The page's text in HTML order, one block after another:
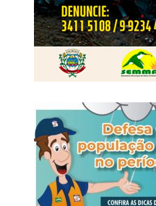
respectivas prisões
Em maio de 2025, os
pela Polícia Rodoviária
identificação falsos.
(MT) para o Rio de Janeiro
Na ocasião, a equipe da
apreendeu os aparelhos
suspeitos, e o material